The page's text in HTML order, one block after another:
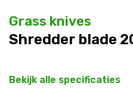
line1609
Warning: Trying to
Grass knives
Shredder blade
Bekijk alle specificaties